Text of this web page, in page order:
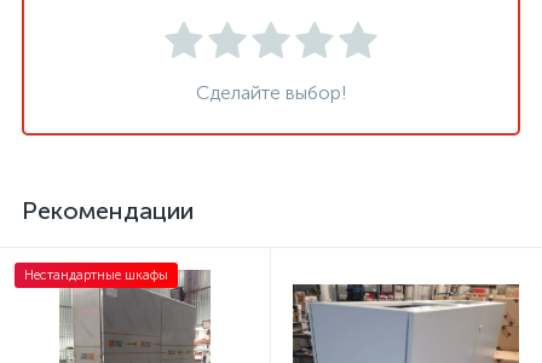
Сделайте выбор!
Рекомендации
Нестандартные шкафы